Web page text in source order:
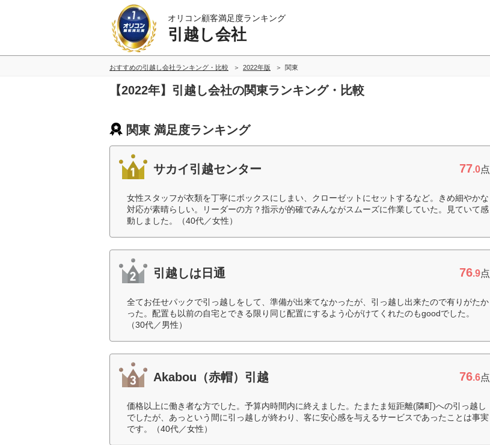
オリコン顧客満足度ランキング
引越し会社
おすすめの引越し会社ランキング・比較 2022年版 関東
【2022年】引越し会社の関東ランキング・比較
関東 満足度ランキング
サカイ引越センター 77.0点
女性スタッフが衣類を丁寧にボックスにしまい、クローゼットにセットするなど。きめ細やかな
対応が素晴らしい。リーダーの方？指示が的確でみんながスムーズに作業していた。見ていて感
動しました。（40代／女性）
引越しは日通 76.9点
全てお任せパックで引っ越しをして、準備が出来てなかったが、引っ越し出来たので有りがたか
った。配置も以前の自宅とできる限り同じ配置にするよう心がけてくれたのもgoodでした。
（30代／男性）
Akabou（赤帽）引越 76.6点
価格以上に働き者な方でした。予算内時間内に終えました。たまたま短距離(隣町)への引っ越し
でしたが、あっという間に引っ越しが終わり、客に安心感を与えるサービスであったことは事実
です。（40代／女性）